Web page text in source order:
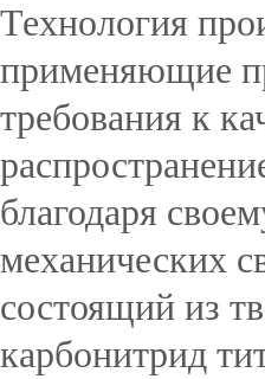
Технология
применяющие
требования к
благодаря
механических
состоящий из
карбонитрид